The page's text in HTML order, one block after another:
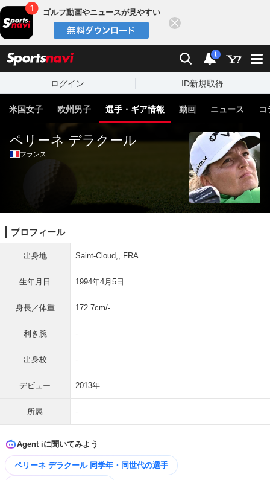
ゴルフ動画やニュースが見やすい
検索 通知
i
ログイン ID新規取得
米国女子 欧州男子 選手・ギア情報 動画 ニュース コ
ペリーネ デラクール
フランス
プロフィール
出身地 Saint-Cloud,, FRA
生年月日 1994年4月5日
身長／体重 172.7cm/-
利き腕 -
出身校 -
デビュー 2013年
所属 -
Agent iに聞いてみよう
ペリーネ デラクール 同学年・同世代の選手